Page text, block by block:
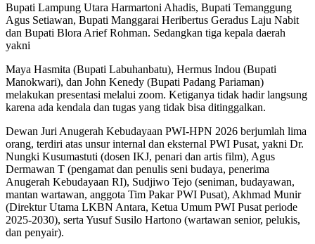
Bupati Lampung Utara Harmartoni Ahadis, Bupati Temanggung
Agus Setiawan, Bupati Manggarai Heribertus Geradus Laju Nabit
dan Bupati Blora Arief Rohman. Sedangkan tiga kepala daerah
yakni
Maya Hasmita (Bupati Labuhanbatu), Hermus Indou (Bupati
Manokwari), dan John Kenedy (Bupati Padang Pariaman)
melakukan presentasi melalui zoom. Ketiganya tidak hadir langsung
karena ada kendala dan tugas yang tidak bisa ditinggalkan.
Dewan Juri Anugerah Kebudayaan PWI-HPN 2026 berjumlah lima
orang, terdiri atas unsur internal dan eksternal PWI Pusat, yakni Dr.
Nungki Kusumastuti (dosen IKJ, penari dan artis film), Agus
Dermawan T (pengamat dan penulis seni budaya, penerima
Anugerah Kebudayaan RI), Sudjiwo Tejo (seniman, budayawan,
mantan wartawan, anggota Tim Pakar PWI Pusat), Akhmad Munir
(Direktur Utama LKBN Antara, Ketua Umum PWI Pusat periode
2025-2030), serta Yusuf Susilo Hartono (wartawan senior, pelukis,
dan penyair).